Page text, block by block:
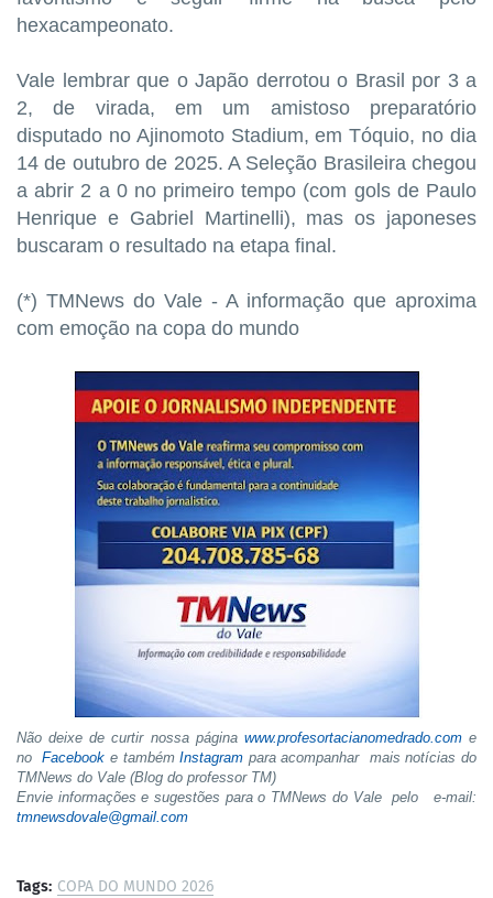
hexacampeonato.
Vale lembrar que o Japão derrotou o Brasil por 3 a
2, de virada, em um amistoso preparatório
disputado no Ajinomoto Stadium, em Tóquio, no dia
14 de outubro de 2025. A Seleção Brasileira chegou
a abrir 2 a 0 no primeiro tempo (com gols de Paulo
Henrique e Gabriel Martinelli), mas os japoneses
buscaram o resultado na etapa final.
(*) TMNews do Vale - A informação que aproxima
com emoção na copa do mundo
Não deixe de curtir nossa página www.profesortacianomedrado.come
noFacebook e tambémInstagram para acompanhar mais notícias do
TMNews do Vale (Blog do professor TM)
Envie informações e sugestões para o TMNews do Vale pelo e-mail:
tmnewsdovale@gmail.com
Tags: COPA DO MUNDO 2026